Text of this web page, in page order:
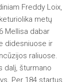
Freddy Loix,
metų
Mellisa dabar
didesniuose ir
raliuose.
dalį, šturmano
Per 184 startus